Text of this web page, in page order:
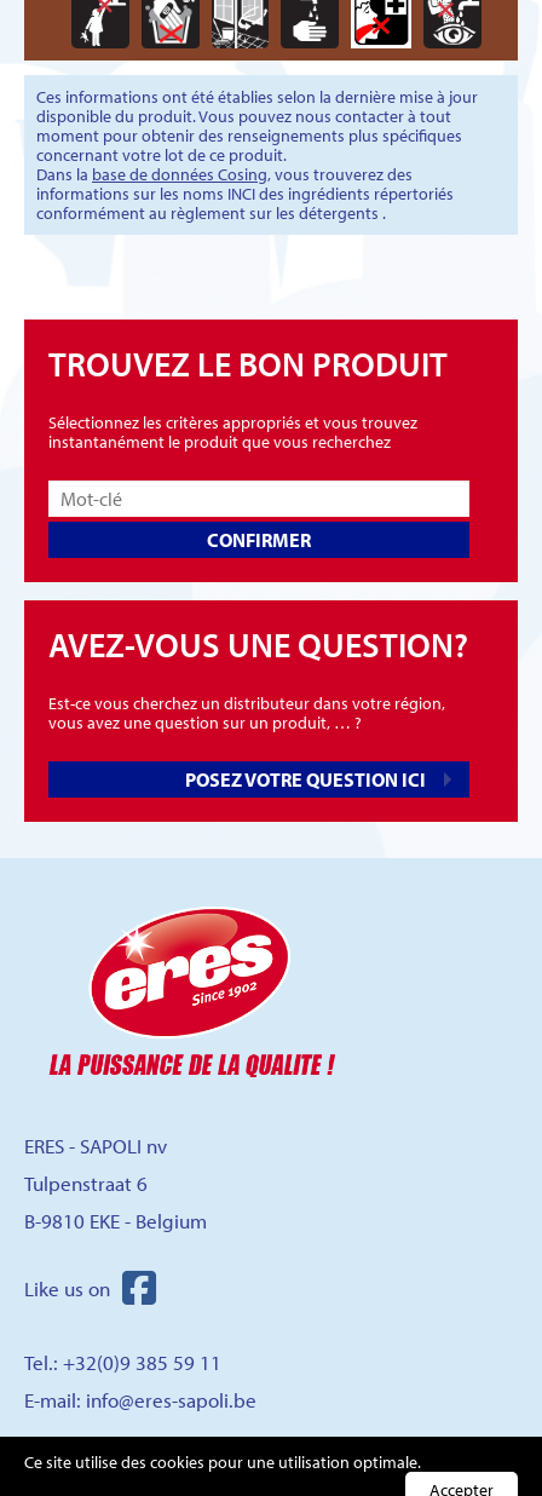
Ce site utilise des cookies pour une utilisation optimale.
Accepter
Ces informations ont été établies selon la dernière mise à jour
disponible du produit. Vous pouvez nous contacter à tout
moment pour obtenir des renseignements plus spécifiques
concernant votre lot de ce produit.
Dans la base de données Cosing, vous trouverez des
informations sur les noms INCI des ingrédients répertoriés
conformément au règlement sur les détergents .
TROUVEZ LE BON PRODUIT
Sélectionnez les critères appropriés et vous trouvez
instantanément le produit que vous recherchez
CONFIRMER
AVEZ-VOUS UNE QUESTION?
Est-ce vous cherchez un distributeur dans votre région,
vous avez une question sur un produit, … ?
POSEZ VOTRE QUESTION ICI
ERES - SAPOLI nv
Tulpenstraat 6
B-9810 EKE - Belgium
Tel.: +32(0)9 385 59 11
E-mail: info@eres-sapoli.be
CONTACT